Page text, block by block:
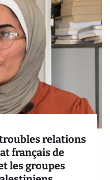
relations
français de
les groupes